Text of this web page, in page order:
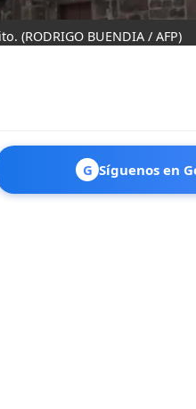
(RODRIGO BUENDIA / AFP)
G Síguenos en